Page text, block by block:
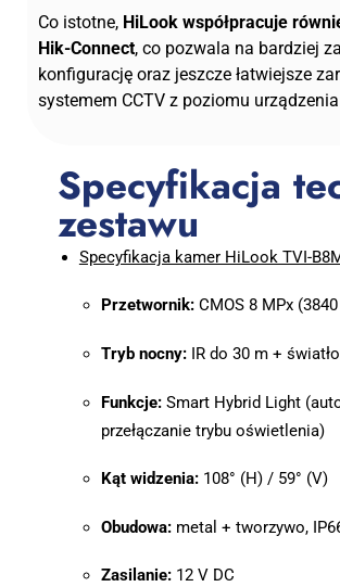
Co istotne, HiLook współpracuje
Hik-Connect, co pozwala na bardziej
konfigurację oraz jeszcze łatwiejsze
systemem CCTV z poziomu
Specyfikacja
zestawu
Specyfikacja kamer HiLook TVI-
Przetwornik:CMOS 8 MPx
Tryb nocny:IR do 30 m +
Funkcje:Smart Hybrid Light
przełączanie trybu oświetlenia)
Kąt widzenia:108° (H) / 59° (V)
Obudowa:metal + tworzywo,
Zasilanie:12 V DC